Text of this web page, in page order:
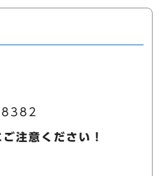
8382
注意ください！